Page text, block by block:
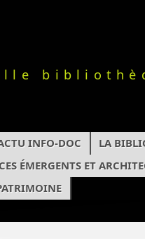
INFO-DOC
LA
ÉMERGENTS ET